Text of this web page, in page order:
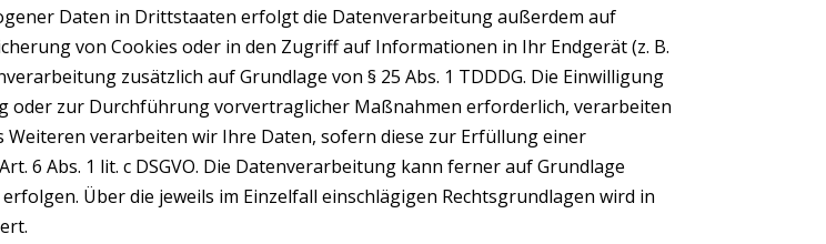
Daten in Drittstaaten erfolgt die Datenverarbeitung außerdem auf
von Cookies oder in den Zugriff auf Informationen in Ihr Endgerät (z. B.
zusätzlich auf Grundlage von § 25 Abs. 1 TDDDG. Die Einwilligung
oder zur Durchführung vorvertraglicher Maßnahmen erforderlich, verarbeiten
Weiteren verarbeiten wir Ihre Daten, sofern diese zur Erfüllung einer
6 Abs. 1 lit. c DSGVO. Die Datenverarbeitung kann ferner auf Grundlage
Über die jeweils im Einzelfall einschlägigen Rechtsgrundlagen wird in